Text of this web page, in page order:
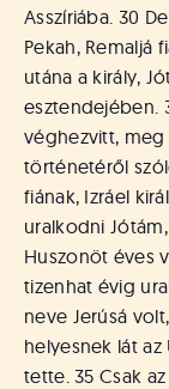
Asszíriába. 30
Pekah, Remaljá
utána a király,
esztendejében.
véghezvitt, meg
történetéről
fiának, Izráel
uralkodni
Huszonöt éves
tizenhat évig
neve Jerúsá
helyesnek lát az
tette. 35 Csak